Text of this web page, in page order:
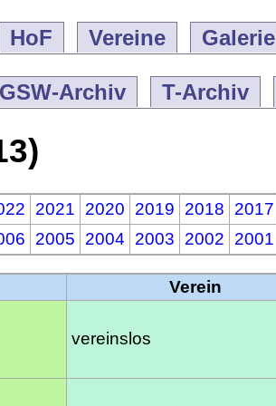
HoF Vereine Galerie
GSW-Archiv T-Archiv
2021 2020 2019 2018 2017
2005 2004 2003 2002 2001
Verein
vereinslos